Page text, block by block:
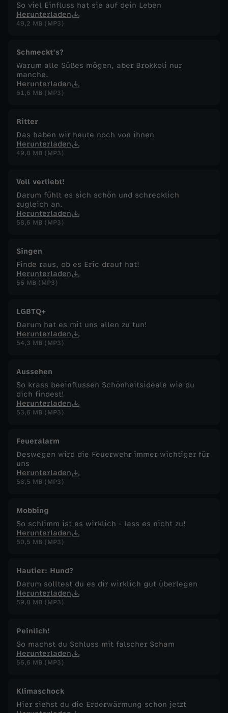
So viel Einfluss hat sie auf dein Leben
Herunterladen
49,2 MB (MP3)
Schmeckt's?
Warum alle Süßes mögen, aber Brokkoli nur
manche.
Herunterladen
61,6 MB (MP3)
Ritter
Das haben wir heute noch von ihnen
Herunterladen
49,8 MB (MP3)
Voll verliebt!
Darum fühlt es sich schön und schrecklich
zugleich an.
Herunterladen
58,6 MB (MP3)
Singen
Finde raus, ob es Eric drauf hat!
Herunterladen
56 MB (MP3)
LGBTQ+
Darum hat es mit uns allen zu tun!
Herunterladen
54,3 MB (MP3)
Aussehen
So krass beeinflussen Schönheitsideale wie du
dich findest!
Herunterladen
53,6 MB (MP3)
Feueralarm
Deswegen wird die Feuerwehr immer wichtiger für
uns
Herunterladen
58,5 MB (MP3)
Mobbing
So schlimm ist es wirklich - lass es nicht zu!
Herunterladen
50,5 MB (MP3)
Hautier: Hund?
Darum solltest du es dir wirklich gut überlegen
Herunterladen
59,8 MB (MP3)
Peinlich!
So machst du Schluss mit falscher Scham
Herunterladen
56,6 MB (MP3)
Klimaschock
Hier siehst du die Erderwärmung schon jetzt